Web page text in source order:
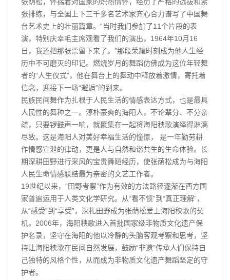
张排练，与全国上下三千多名艺术家齐心合力谱写了中国舞
台艺术史上的壮丽篇章。“当时我们参加了11个片段的表
演，特别庆幸毛主席观看了我们的演出，1964年10月16
日，我还把那张票留下来了。”那段荣耀时刻成为他人生经
历中不可磨灭的印记。燃烧岁月的舞蹈仿佛成为这位年轻舞
者的“人生仪式”，他在舞台上的舞动中释放着激情，寄托着
信念，迎接下一场“邂逅”的到来。
民族民间舞作为扎根于人民生活的情感表达方式，也是最具
人民性的舞种之一。淳朴豪爽的海阳人，不论辈分、不分亲
疏，只要锣鼓声一响，就聚集在一起将海阳秧歌演绎得淋漓
尽致。这是海阳人对美好幸福生活的憧憬， 是一年勤劳耕
作情感宣泄的律动，更是人与自然和谐共生的生命体验。长
期深耕田野进行采风的宝贵舞蹈经历，使张荫松成为与海阳
人民生命情感联结最为亲密的文艺工作者。
19世纪以来，“田野考察”作为有效的方法路径逐渐在西方国
家普遍运用于人类文化学研究。从“看不惯”到“真正理解”，
从“感受”到“享受”，深扎田野成为张荫松爱上海阳秧歌的契
机。2006年，海阳秧歌进入首批国家级非物质文化遗产保
护名录，坚守在海阳的他以冷静的头脑客观考察和思考，坚
持让海阳秧歌在民间自然发展，鼓励“非遗”传承人们保持自
己独特的风格个性，从而成为非物质文化遗产舞蹈坚定的守
护者。